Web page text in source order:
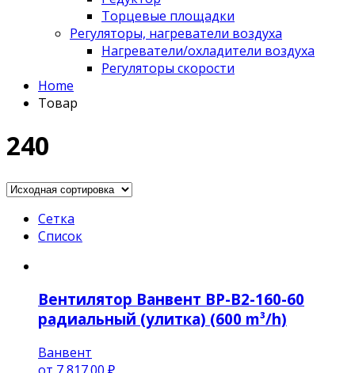
Торцевые площадки
Регуляторы, нагреватели воздуха
Нагреватели/охладители воздуха
Регуляторы скорости
Home
Товар
240
Сетка
Список
Вентилятор Ванвент ВР-В2-160-60
радиальный (улитка) (600 m³/h)
Ванвент